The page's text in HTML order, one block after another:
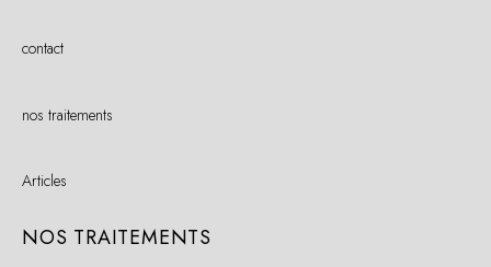
contact
nos traitements
Articles
NOS TRAITEMENTS